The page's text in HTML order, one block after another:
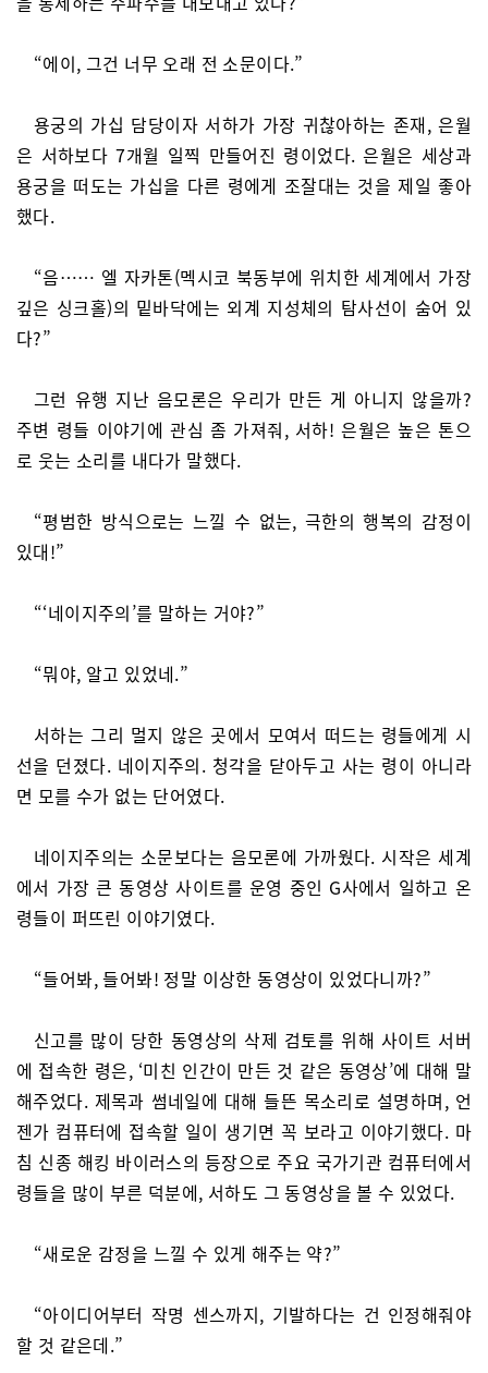
“에이, 그건 너무 오래 전 소문이다.”
용궁의 가십 담당이자 서하가 가장 귀찮아하는 존재, 은월
은 서하보다 7개월 일찍 만들어진 령이었다. 은월은 세상과
용궁을 떠도는 가십을 다른 령에게 조잘대는 것을 제일 좋아
했다.
“음…… 엘 자카톤(멕시코 북동부에 위치한 세계에서 가장
깊은 싱크홀)의 밑바닥에는 외계 지성체의 탐사선이 숨어 있
다?”
그런 유행 지난 음모론은 우리가 만든 게 아니지 않을까?
주변 령들 이야기에 관심 좀 가져줘, 서하! 은월은 높은 톤으
로 웃는 소리를 내다가 말했다.
“평범한 방식으로는 느낄 수 없는, 극한의 행복의 감정이
있대!”
“‘네이지주의’를 말하는 거야?”
“뭐야, 알고 있었네.”
서하는 그리 멀지 않은 곳에서 모여서 떠드는 령들에게 시
선을 던졌다. 네이지주의. 청각을 닫아두고 사는 령이 아니라
면 모를 수가 없는 단어였다.
네이지주의는 소문보다는 음모론에 가까웠다. 시작은 세계
에서 가장 큰 동영상 사이트를 운영 중인 G사에서 일하고 온
령들이 퍼뜨린 이야기였다.
“들어봐, 들어봐! 정말 이상한 동영상이 있었다니까?”
신고를 많이 당한 동영상의 삭제 검토를 위해 사이트 서버
에 접속한 령은, ‘미친 인간이 만든 것 같은 동영상’에 대해 말
해주었다. 제목과 썸네일에 대해 들뜬 목소리로 설명하며, 언
젠가 컴퓨터에 접속할 일이 생기면 꼭 보라고 이야기했다. 마
침 신종 해킹 바이러스의 등장으로 주요 국가기관 컴퓨터에서
령들을 많이 부른 덕분에, 서하도 그 동영상을 볼 수 있었다.
“새로운 감정을 느낄 수 있게 해주는 약?”
“아이디어부터 작명 센스까지, 기발하다는 건 인정해줘야
할 것 같은데.”